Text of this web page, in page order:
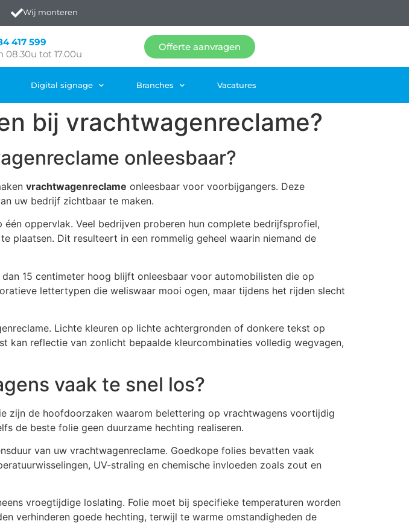
Wij monteren
417 599
08.30u tot 17.00u
Offerte aanvragen
Digital signage Branches Vacatures
bij vrachtwagenreclame?
onleesbaar?
vrachtwagenreclame onleesbaar voor voorbijgangers. Deze
uw bedrijf zichtbaar te maken.
oppervlak. Veel bedrijven proberen hun complete bedrijfsprofiel,
plaatsen. Dit resulteert in een rommelig geheel waarin niemand de
15 centimeter hoog blijft onleesbaar voor automobilisten die op
lettertypen die weliswaar mooi ogen, maar tijdens het rijden slecht
Lichte kleuren op lichte achtergronden of donkere tekst op
kan reflectie van zonlicht bepaalde kleurcombinaties volledig wegvagen,
vaak te snel los?
zijn de hoofdoorzaken waarom belettering op vrachtwagens voortijdig
de beste folie geen duurzame hechting realiseren.
van uw vrachtwagenreclame. Goedkope folies bevatten vaak
UV-straling en chemische invloeden zoals zout en
vroegtijdige loslating. Folie moet bij specifieke temperaturen worden
verhinderen goede hechting, terwijl te warme omstandigheden de